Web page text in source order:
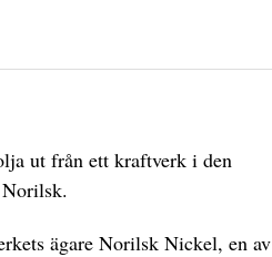
ut från ett kraftverk i den
ägare Norilsk Nickel, en av